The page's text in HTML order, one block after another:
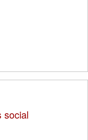
social